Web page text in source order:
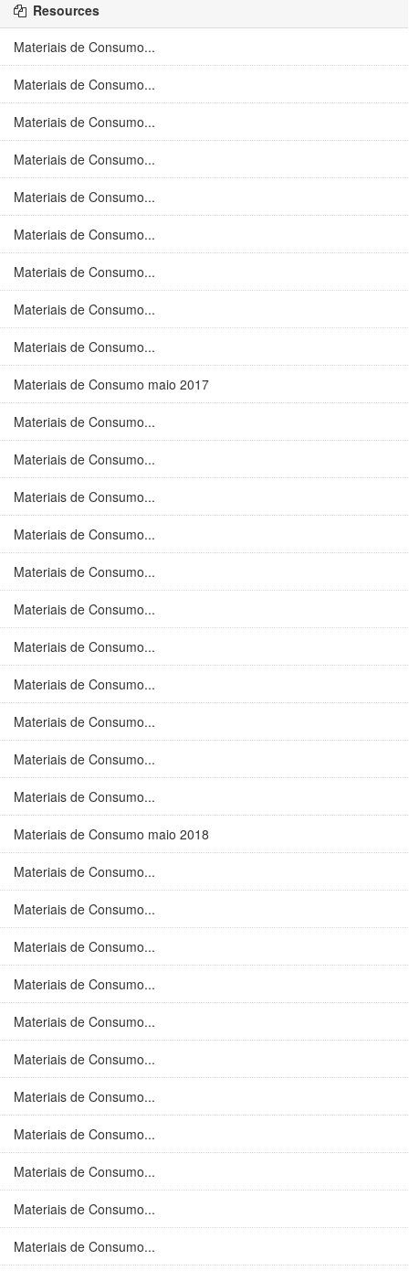
Resources
Materiais de Consumo...
Materiais de Consumo...
Materiais de Consumo...
Materiais de Consumo...
Materiais de Consumo...
Materiais de Consumo...
Materiais de Consumo...
Materiais de Consumo...
Materiais de Consumo...
Materiais de Consumo maio 2017
Materiais de Consumo...
Materiais de Consumo...
Materiais de Consumo...
Materiais de Consumo...
Materiais de Consumo...
Materiais de Consumo...
Materiais de Consumo...
Materiais de Consumo...
Materiais de Consumo...
Materiais de Consumo...
Materiais de Consumo...
Materiais de Consumo maio 2018
Materiais de Consumo...
Materiais de Consumo...
Materiais de Consumo...
Materiais de Consumo...
Materiais de Consumo...
Materiais de Consumo...
Materiais de Consumo...
Materiais de Consumo...
Materiais de Consumo...
Materiais de Consumo...
Materiais de Consumo...